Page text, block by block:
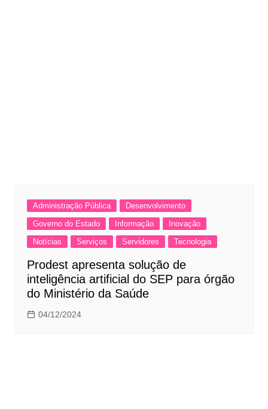
Administração Pública
Desenvolvimento
Governo do Estado
Informação
Inovação
Notícias
Serviços Servidores Tecnologia
Prodest apresenta solução de
inteligência artificial do SEP para órgão
do Ministério da Saúde
04/12/2024